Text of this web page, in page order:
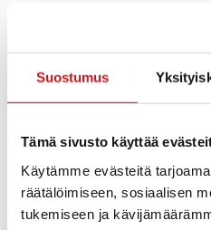
Suostumus
Tämä sivusto käyttää
Käytämme evästeitä
räätälöimiseen, sosiaalisen
tukemiseen ja
🗓 1. ilta: Livenä Suonenjoella
Kurssilla opit mm.:
Miten perustat oman
Markkinointia &